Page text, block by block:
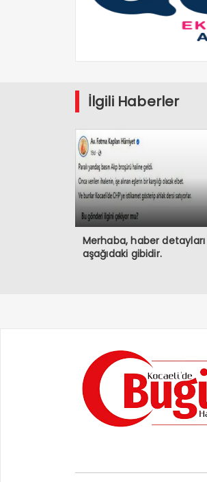
İlgili Haberler
Merhaba, haber detayları
aşağıdaki gibidir.